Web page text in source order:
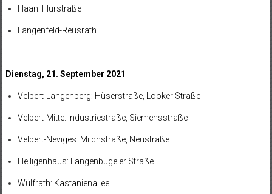
Haan: Flurstraße
Langenfeld-Reusrath
Dienstag, 21. September 2021
Velbert-Langenberg: Hüserstraße, Looker Straße
Velbert-Mitte: Industriestraße, Siemensstraße
Velbert-Neviges: Milchstraße, Neustraße
Heiligenhaus: Langenbügeler Straße
Wülfrath: Kastanienallee